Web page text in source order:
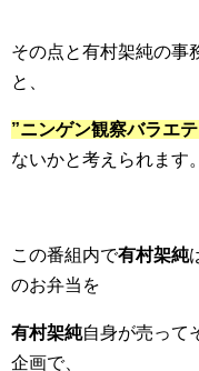
その点と有村架純の事
と、
”ニンゲン観察バラエ
ないかと考えられます。
この番組内で有村架純
のお弁当を
有村架純自身が売って
企画で、